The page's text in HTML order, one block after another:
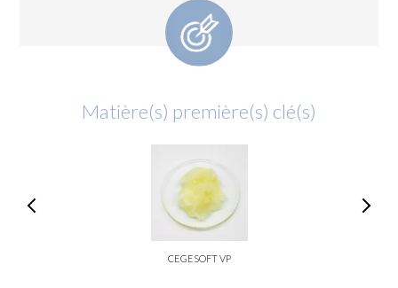
Matière(s) première(s) clé(s)
CEGESOFT VP